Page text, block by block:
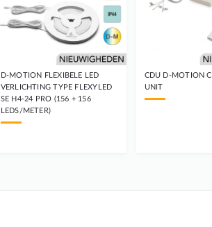
D-MOTION FLEXIBELE LED
VERLICHTING TYPE FLEXYLED
SE H4-24 PRO (156 + 156
LEDS/METER)
CDU D-MOTION
UNIT